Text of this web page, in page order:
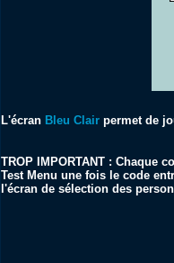
L'écran Bleu Clair permet de
TROP IMPORTANT : Chaque
Test Menu une fois le code
l'écran de sélection des